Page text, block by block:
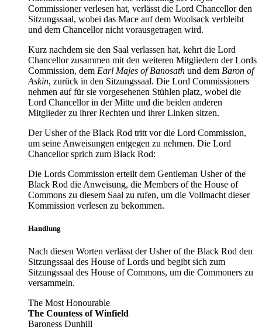
Commissioner verlesen hat, verlässt die Lord Chancellor den
Sitzungssaal, wobei das Mace auf dem Woolsack verbleibt
und dem Chancellor nicht vorausgetragen wird.
Kurz nachdem sie den Saal verlassen hat, kehrt die Lord
Chancellor zusammen mit den weiteren Mitgliedern der Lords
Commission, dem Earl Majes of Banosath und dem Baron of
Askin, zurück in den Sitzungssaal. Die Lord Commissioners
nehmen auf für sie vorgesehenen Stühlen platz, wobei die
Lord Chancellor in der Mitte und die beiden anderen
Mitglieder zu ihrer Rechten und ihrer Linken sitzen.
Der Usher of the Black Rod tritt vor die Lord Commission,
um seine Anweisungen entgegen zu nehmen. Die Lord
Chancellor sprich zum Black Rod:
Die Lords Commission erteilt dem Gentleman Usher of the
Black Rod die Anweisung, die Members of the House of
Commons zu diesem Saal zu rufen, um die Vollmacht dieser
Kommission verlesen zu bekommen.
Handlung
Nach diesen Worten verlässt der Usher of the Black Rod den
Sitzungssaal des House of Lords und begibt sich zum
Sitzungssaal des House of Commons, um die Commoners zu
versammeln.
The Most Honourable
The Countess of Winfield
Baroness Dunhill